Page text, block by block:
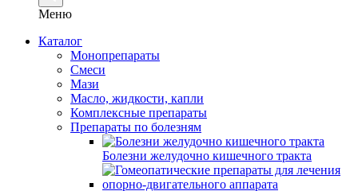
Меню
Каталог
Монопрепараты
Смеси
Мази
Масло, жидкости, капли
Комплексные препараты
Препараты по болезням
Болезни желудочно кишечного тракта